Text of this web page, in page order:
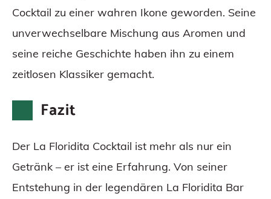
Cocktail zu einer wahren Ikone geworden. Seine
unverwechselbare Mischung aus Aromen und
seine reiche Geschichte haben ihn zu einem
zeitlosen Klassiker gemacht.
Fazit
Der La Floridita Cocktail ist mehr als nur ein
Getränk – er ist eine Erfahrung. Von seiner
Entstehung in der legendären La Floridita Bar